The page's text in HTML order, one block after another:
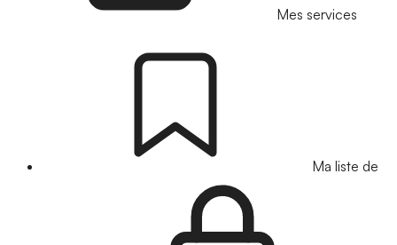
Mes services
Ma liste de